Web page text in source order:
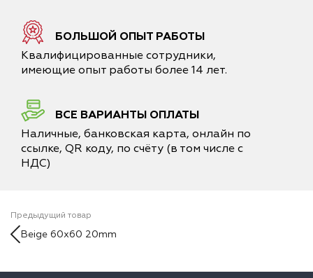
БОЛЬШОЙ ОПЫТ РАБОТЫ
Квалифицированные сотрудники,
имеющие опыт работы более 14 лет.
ВСЕ ВАРИАНТЫ ОПЛАТЫ
Наличные, банковская карта, онлайн по
ссылке, QR коду, по счёту (в том числе с
НДС)
Предыдущий товар
Beige 60x60 20mm